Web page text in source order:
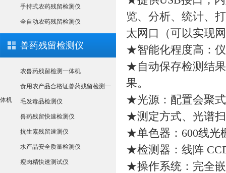
手持式农药残留检测仪
全自动农药残留检测仪
兽药残留检测仪
农兽药残留检测一体机
食用农产品合格证兽药残留检测一
体机 毛发毒品检测仪
兽药残留快速检测仪
抗生素残留速测仪
水产品安全质量检测仪
瘦肉精快速测试仪
览、分析、统计、
太网口（可以实现
★智能化程度高：
★自动保存检测结
果。
★光源：配置会聚
★测定方式、光谱
★单色器：600线光
★检测器：线阵
★操作系统：完全